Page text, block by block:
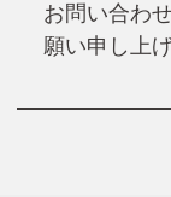
お問い合わ
願い申し上げ